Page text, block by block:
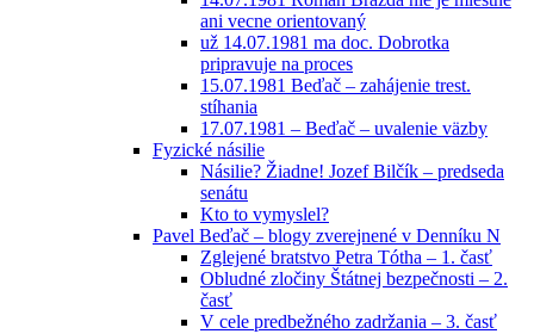
ani vecne orientovaný
už 14.07.1981 ma doc. Dobrotka
pripravuje na proces
15.07.1981 Beďač – zahájenie trest.
stíhania
17.07.1981 – Beďač – uvalenie väzby
Fyzické násilie
Násilie? Žiadne! Jozef Bilčík – predseda
senátu
Kto to vymyslel?
Pavel Beďač – blogy zverejnené v Denníku N
Zglejené bratstvo Petra Tótha – 1. časť
Obludné zločiny Štátnej bezpečnosti – 2.
časť
V cele predbežného zadržania – 3. časť